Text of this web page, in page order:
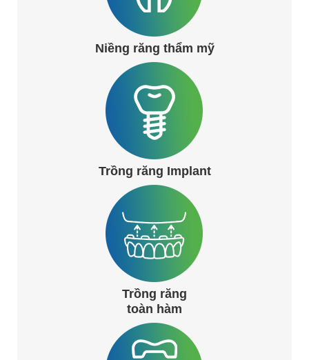
Niềng răng thẩm mỹ
Trồng răng Implant
Trồng răng
toàn hàm